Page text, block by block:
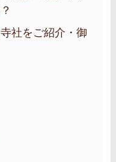
社をご紹介・御